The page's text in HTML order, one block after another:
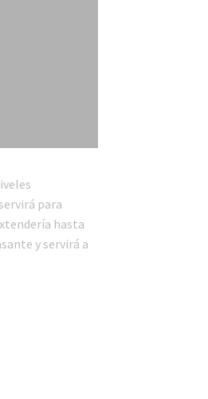
para
hasta
y servirá a